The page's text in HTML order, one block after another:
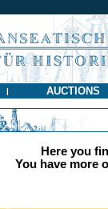
| AUCTIONS
Here you
You have more